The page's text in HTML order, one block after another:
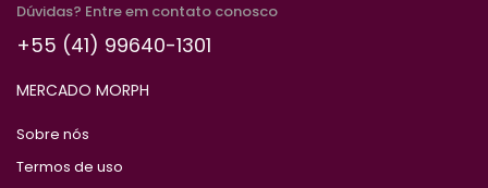
Dúvidas? Entre em contato conosco
+55 (41) 99640-1301
MERCADO MORPH
Sobre nós
Termos de uso